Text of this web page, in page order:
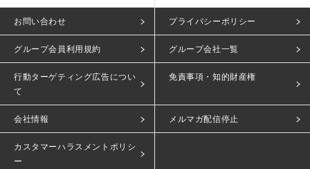
お問い合わせ プライバシーポリシー
グループ会員利用規約 グループ会社一覧
行動ターゲティング広告につい
て
免責事項・知的財産権
会社情報 メルマガ配信停止
カスタマーハラスメントポリシ
ー